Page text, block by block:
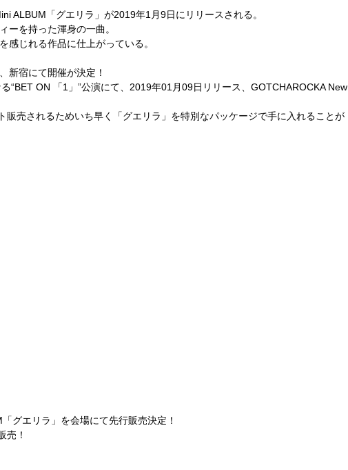
ALBUM「グエリラ」が2019年1月9日にリリースされる。
ーを持った渾身の一曲。
感じれる作品に仕上がっている。
新宿にて開催が決定！
“BET ON 「1」”公演にて、2019年01月09日リリース、GOTCHAROCKA New
販売されるためいち早く「グエリラ」を特別なパッケージで手に入れることが
グエリラ」を会場にて先行販売決定！
売！